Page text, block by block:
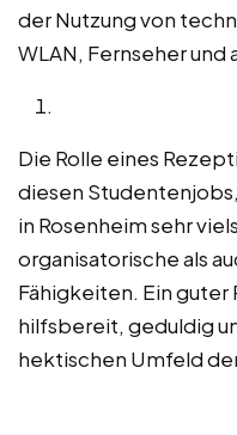
der Nutzung von
WLAN, Fernseher
Die Rolle eines
diesen
in Rosenheim sehr
organisatorische als
Fähigkeiten. Ein
hilfsbereit, geduldig
hektischen Umfeld